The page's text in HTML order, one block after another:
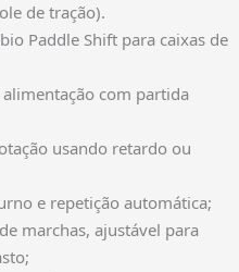
de tração).
Paddle Shift para caixas de
com partida
usando retardo ou
e repetição automática;
marchas, ajustável para